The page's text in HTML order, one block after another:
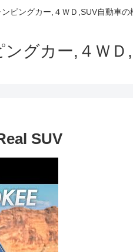
ピングカー,４ＷＤ,SUV自動車
グカー,４Ｗ
SUV